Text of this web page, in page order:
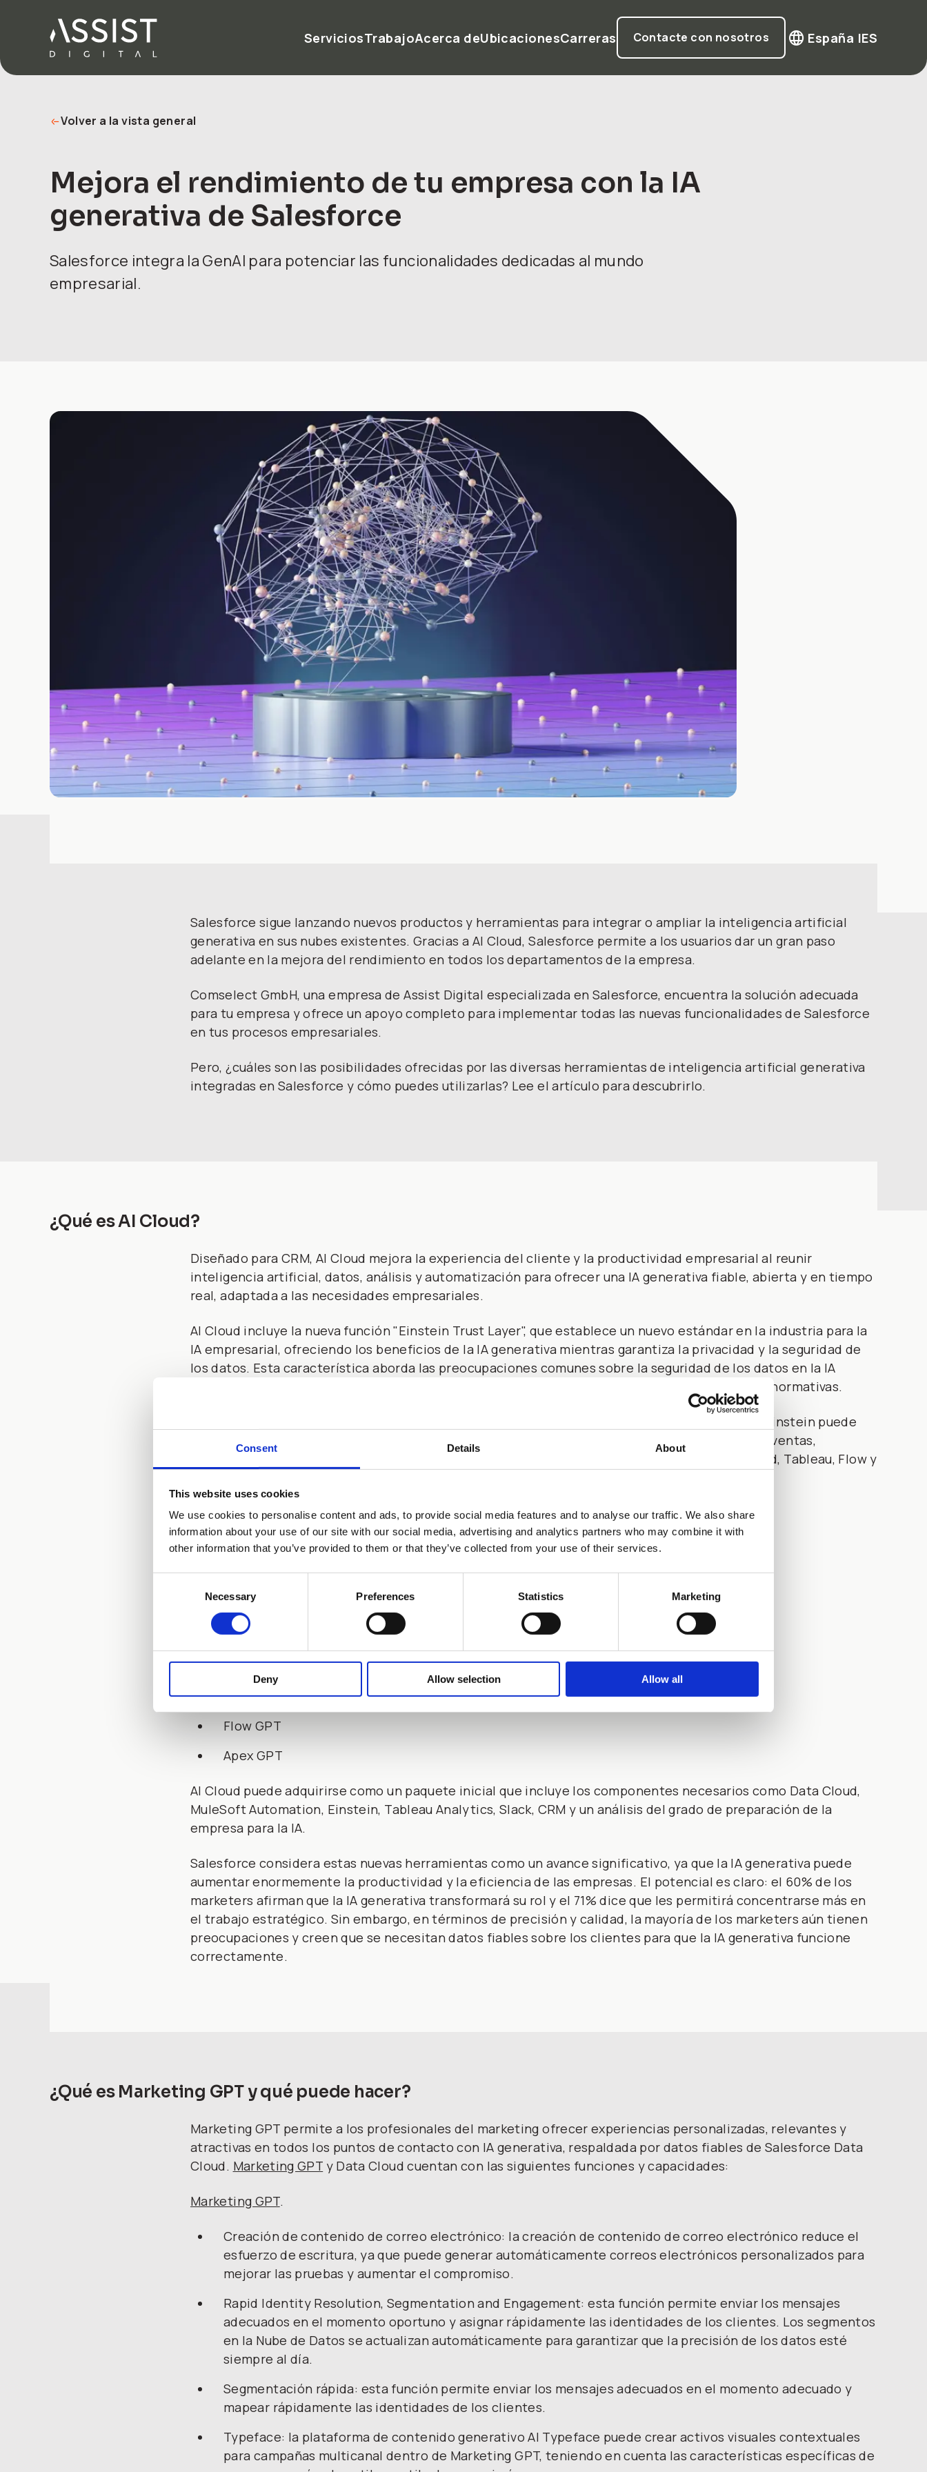
Consent Details About
This website uses cookies
We use cookies to personalise content and ads, to provide social media features and to analyse our traffic. We also share
information about your use of our site with our social media, advertising and analytics partners who may combine it with
other information that you’ve provided to them or that they’ve collected from your use of their services.
Necessary Preferences Statistics Marketing
Deny Allow selection Allow all
Ir al inicio
ServiciosTrabajoAcerca deUbicacionesCarreras Contacte con nosotros España |ES
Volver a la vista general
Mejora el rendimiento de tu empresa con la IA
generativa de Salesforce
Salesforce integra la GenAI para potenciar las funcionalidades dedicadas al mundo
empresarial.
Salesforce sigue lanzando nuevos productos y herramientas para integrar o ampliar la inteligencia artificial
generativa en sus nubes existentes. Gracias a AI Cloud, Salesforce permite a los usuarios dar un gran paso
adelante en la mejora del rendimiento en todos los departamentos de la empresa.
Comselect GmbH, una empresa de Assist Digital especializada en Salesforce, encuentra la solución adecuada
para tu empresa y ofrece un apoyo completo para implementar todas las nuevas funcionalidades de Salesforce
en tus procesos empresariales.
Pero, ¿cuáles son las posibilidades ofrecidas por las diversas herramientas de inteligencia artificial generativa
integradas en Salesforce y cómo puedes utilizarlas? Lee el artículo para descubrirlo.
¿Qué es AI Cloud?
Diseñado para CRM, AI Cloud mejora la experiencia del cliente y la productividad empresarial al reunir
inteligencia artificial, datos, análisis y automatización para ofrecer una IA generativa fiable, abierta y en tiempo
real, adaptada a las necesidades empresariales.
AI Cloud incluye la nueva función "Einstein Trust Layer", que establece un nuevo estándar en la industria para la
IA empresarial, ofreciendo los beneficios de la IA generativa mientras garantiza la privacidad y la seguridad de
los datos. Esta característica aborda las preocupaciones comunes sobre la seguridad de los datos en la IA
generativa y permite a las organizaciones aprovechar sus beneficios cumpliendo con todas las normativas.
AI Cloud se basa en la IA de Salesforce: Einstein. Gracias a la inteligencia artificial generativa, Einstein puede
ayudar a hacer que las empresas y sus empleados sean más productivos y eficientes, ya sea en ventas,
asistencia, marketing o comercio. Otras tecnologías existentes de Salesforce, como Data Cloud, Tableau, Flow y
¿Cuáles son las características de AI Cloud?
GPL de ventas
GPL de servicio
Marketing GPT
GPT de comercio
Slack GPT
Tableau GPT
Flow GPT
Apex GPT
AI Cloud puede adquirirse como un paquete inicial que incluye los componentes necesarios como Data Cloud,
MuleSoft Automation, Einstein, Tableau Analytics, Slack, CRM y un análisis del grado de preparación de la
empresa para la IA.
Salesforce considera estas nuevas herramientas como un avance significativo, ya que la IA generativa puede
aumentar enormemente la productividad y la eficiencia de las empresas. El potencial es claro: el 60% de los
marketers afirman que la IA generativa transformará su rol y el 71% dice que les permitirá concentrarse más en
el trabajo estratégico. Sin embargo, en términos de precisión y calidad, la mayoría de los marketers aún tienen
preocupaciones y creen que se necesitan datos fiables sobre los clientes para que la IA generativa funcione
correctamente.
¿Qué es Marketing GPT y qué puede hacer?
Marketing GPT permite a los profesionales del marketing ofrecer experiencias personalizadas, relevantes y
atractivas en todos los puntos de contacto con IA generativa, respaldada por datos fiables de Salesforce Data
Cloud. Marketing GPT y Data Cloud cuentan con las siguientes funciones y capacidades:
Marketing GPT.
Creación de contenido de correo electrónico: la creación de contenido de correo electrónico reduce el
esfuerzo de escritura, ya que puede generar automáticamente correos electrónicos personalizados para
mejorar las pruebas y aumentar el compromiso.
Rapid Identity Resolution, Segmentation and Engagement: esta función permite enviar los mensajes
adecuados en el momento oportuno y asignar rápidamente las identidades de los clientes. Los segmentos
en la Nube de Datos se actualizan automáticamente para garantizar que la precisión de los datos esté
siempre al día.
Segmentación rápida: esta función permite enviar los mensajes adecuados en el momento adecuado y
mapear rápidamente las identidades de los clientes.
Typeface: la plataforma de contenido generativo AI Typeface puede crear activos visuales contextuales
para campañas multicanal dentro de Marketing GPT, teniendo en cuenta las características específicas de